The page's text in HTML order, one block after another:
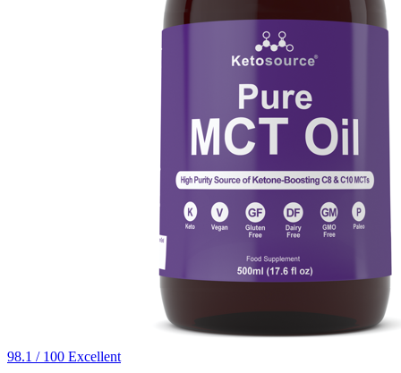
98.1 / 100 Excellent